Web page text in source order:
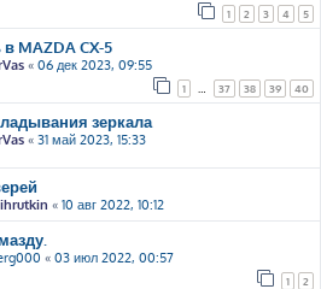
1 2 3 4 5
MAZDA CX-5
« 06 дек 2023, 09:55
1 37 38 39 40
зеркала
« 31 май 2023, 15:33
« 10 авг 2022, 10:12
« 03 июл 2022, 00:57
1 2